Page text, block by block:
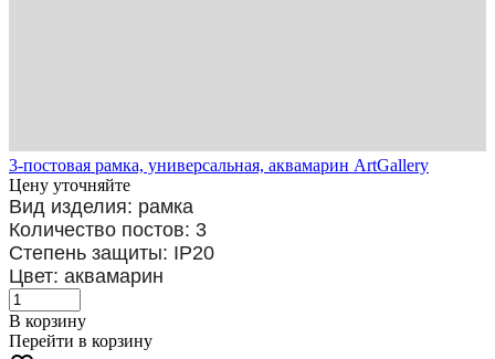
3-постовая рамка, универсальная, аквамарин ArtGallery
Цену уточняйте
Вид изделия: рамка
Количество постов: 3
Степень защиты: IP20
Цвет: аквамарин
В корзину
Перейти в корзину